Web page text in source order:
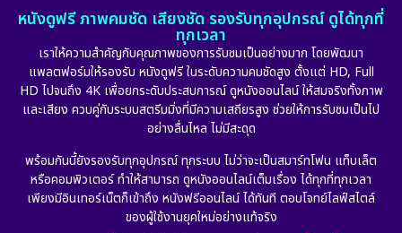
Emotional (101)
Epic มหากาพย์ (17)
Erotic (10)
Fantasy จินตนาการ (253)
หนังดูฟรี ภาพคมชัด เสียงชัด รองรับทุกอุปกรณ์ ดูได้ทุกที่
ทุกเวลา
เราให้ความสำคัญกับคุณภาพของการรับชมเป็นอย่างมาก โดยพัฒนา
แพลตฟอร์มให้รองรับ หนังดูฟรี ในระดับความคมชัดสูง ตั้งแต่ HD, Full
HD ไปจนถึง 4K เพื่อยกระดับประสบการณ์ ดูหนังออนไลน์ ให้สมจริงทั้งภาพ
และเสียง ควบคู่กับระบบสตรีมมิ่งที่มีความเสถียรสูง ช่วยให้การรับชมเป็นไป
อย่างลื่นไหล ไม่มีสะดุด
พร้อมกันนี้ยังรองรับทุกอุปกรณ์ ทุกระบบ ไม่ว่าจะเป็นสมาร์ทโฟน แท็บเล็ต
หรือคอมพิวเตอร์ ทำให้สามารถ ดูหนังออนไลน์เต็มเรื่อง ได้ทุกที่ทุกเวลา
เพียงมีอินเทอร์เน็ตก็เข้าถึง หนังฟรีออนไลน์ ได้ทันที ตอบโจทย์ไลฟ์สไตล์
ของผู้ใช้งานยุคใหม่อย่างแท้จริง